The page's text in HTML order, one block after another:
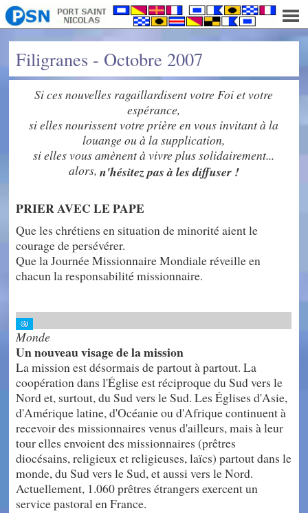
Filigranes - Octobre 2007
Si ces nouvelles ragaillardisent votre Foi et votre
espérance,
si elles nourissent votre prière en vous invitant à la
louange ou à la supplication,
si elles vous amènent à vivre plus solidairement...
alors, n'hésitez pas à les diffuser !
PRIER AVEC LE PAPE
Que les chrétiens en situation de minorité aient le
courage de persévérer.
Que la Journée Missionnaire Mondiale réveille en
chacun la responsabilité missionnaire.
Monde
Un nouveau visage de la mission
La mission est désormais de partout à partout. La
coopération dans l'Église est réciproque du Sud vers le
Nord et, surtout, du Sud vers le Sud. Les Églises d'Asie,
d'Amérique latine, d'Océanie ou d'Afrique continuent à
recevoir des missionnaires venus d'ailleurs, mais à leur
tour elles envoient des missionnaires (prêtres
diocésains, religieux et religieuses, laïcs) partout dans le
monde, du Sud vers le Sud, et aussi vers le Nord.
Actuellement, 1.060 prêtres étrangers exercent un
service pastoral en France.